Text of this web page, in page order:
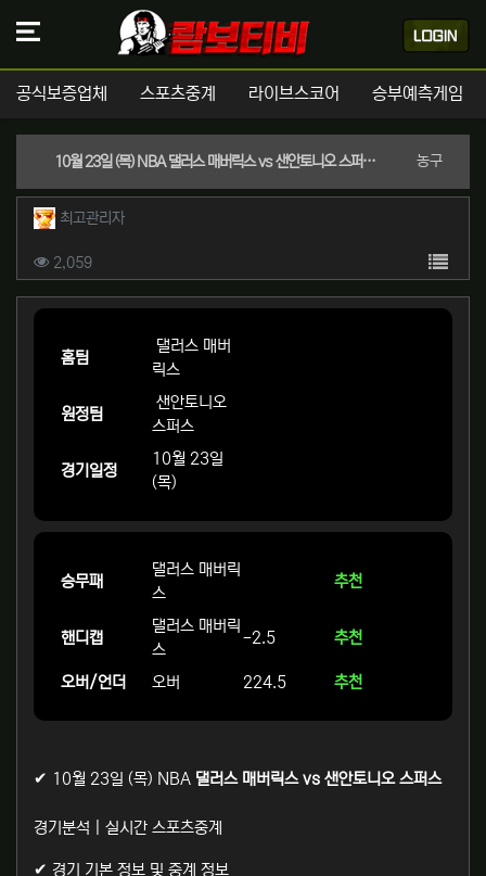
공식보증업체 스포츠중계 라이브스코어 승부예측게임
10월 23일 (목) NBA 댈러스 매버릭스 vs 샌안토니오 스퍼스 경기분석 | 실시간 스포츠중계 농구분류
작성자 정보
최고관리자작성
컨텐츠 정보
2,059조회 목록
본문
홈팀
댈러스 매버
릭스
원정팀
샌안토니오
스퍼스
경기일정
10월 23일
(목)
승무패
댈러스 매버릭
스
추천
핸디캡
댈러스 매버릭
스
-2.5 추천
오버/언더 오버 224.5 추천
✔ 10월 23일 (목) NBA 댈러스 매버릭스 vs 샌안토니오 스퍼스
경기분석 | 실시간 스포츠중계
✔ 경기 기본 정보 및 중계 정보